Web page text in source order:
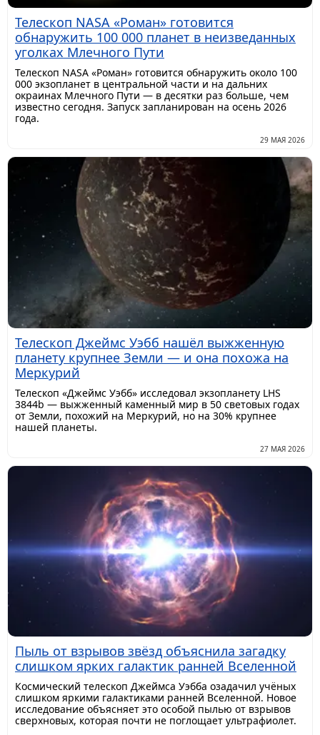
Телескоп NASA «Роман» готовится
обнаружить 100 000 планет в неизведанных
уголках Млечного Пути
Телескоп NASA «Роман» готовится обнаружить около 100
000 экзопланет в центральной части и на дальних
окраинах Млечного Пути — в десятки раз больше, чем
известно сегодня. Запуск запланирован на осень 2026
года.
29 МАЯ 2026
Телескоп Джеймс Уэбб нашёл выжженную
планету крупнее Земли — и она похожа на
Меркурий
Телескоп «Джеймс Уэбб» исследовал экзопланету LHS
3844b — выжженный каменный мир в 50 световых годах
от Земли, похожий на Меркурий, но на 30% крупнее
нашей планеты.
27 МАЯ 2026
Пыль от взрывов звёзд объяснила загадку
слишком ярких галактик ранней Вселенной
Космический телескоп Джеймса Уэбба озадачил учёных
слишком яркими галактиками ранней Вселенной. Новое
исследование объясняет это особой пылью от взрывов
сверхновых, которая почти не поглощает ультрафиолет.